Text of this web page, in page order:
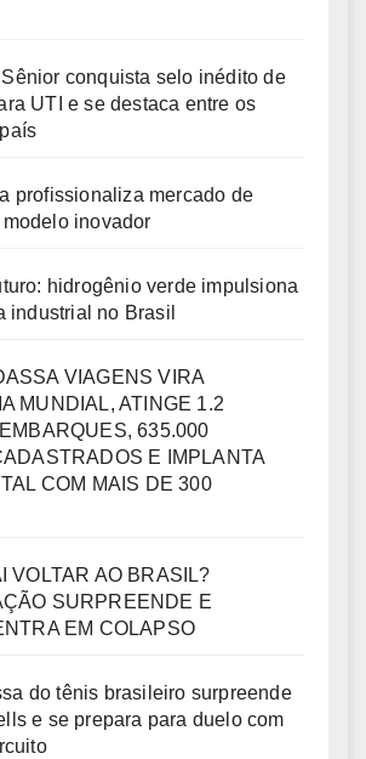
conquista selo inédito de
UTI e se destaca entre os
profissionaliza mercado de
inovador
hidrogênio verde impulsiona
industrial no Brasil
VIAGENS VIRA
MUNDIAL, ATINGE 1.2
635.000
E IMPLANTA
COM MAIS DE 300
VOLTAR AO BRASIL?
SURPREENDE E
EM COLAPSO
do tênis brasileiro surpreende
e se prepara para duelo com